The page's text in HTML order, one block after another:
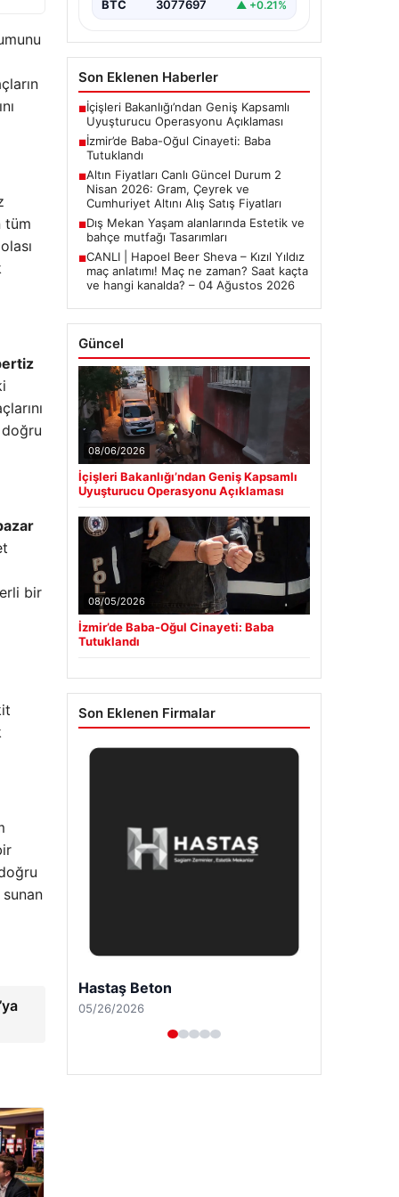
tüm
bir
BTC 3077697 ▲ +0.21%
Son Eklenen Haberler
■İçişleri Bakanlığı’ndan Geniş Kapsamlı
Uyuşturucu Operasyonu Açıklaması
■İzmir’de Baba-Oğul Cinayeti: Baba
Tutuklandı
■Altın Fiyatları Canlı Güncel Durum 2
Nisan 2026: Gram, Çeyrek ve
Cumhuriyet Altını Alış Satış Fiyatları
■Dış Mekan Yaşam alanlarında Estetik ve
bahçe mutfağı Tasarımları
■CANLI | Hapoel Beer Sheva – Kızıl Yıldız
maç anlatımı! Maç ne zaman? Saat kaçta
ve hangi kanalda? – 04 Ağustos 2026
Güncel
08/06/2026
İçişleri Bakanlığı’ndan Geniş Kapsamlı
Uyuşturucu Operasyonu Açıklaması
08/05/2026
İzmir’de Baba-Oğul Cinayeti: Baba
Tutuklandı
Son Eklenen Firmalar
Enes Kaplan Avukatlık Bürosu
04/28/2026